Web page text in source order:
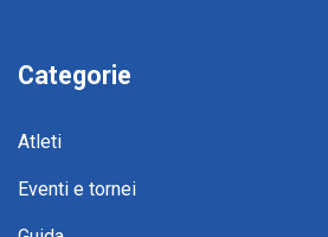
Categorie
Atleti
Eventi e tornei